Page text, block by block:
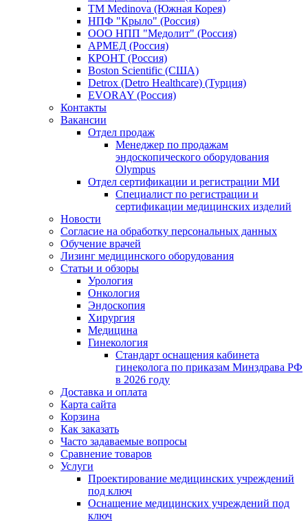
TM Medinova (Южная Корея)
НПФ "Крыло" (Россия)
ООО НПП "Медолит" (Россия)
АРМЕД (Россия)
КРОНТ (Россия)
Boston Scientific (США)
Detrox (Detro Healthcare) (Турция)
EVORAY (Россия)
Контакты
Вакансии
Отдел продаж
Менеджер по продажам
эндоскопического оборудования
Olympus
Отдел сертификации и регистрации МИ
Специалист по регистрации и
сертификации медицинских изделий
Новости
Согласие на обработку персональных данных
Обучение врачей
Лизинг медицинского оборудования
Статьи и обзоры
Урология
Онкология
Эндоскопия
Хирургия
Медицина
Гинекология
Стандарт оснащения кабинета
гинеколога по приказам Минздрава РФ
в 2026 году
Доставка и оплата
Карта сайта
Корзина
Как заказать
Часто задаваемые вопросы
Сравнение товаров
Услуги
Проектирование медицинских учреждений
под ключ
Оснащение медицинских учреждений под
ключ